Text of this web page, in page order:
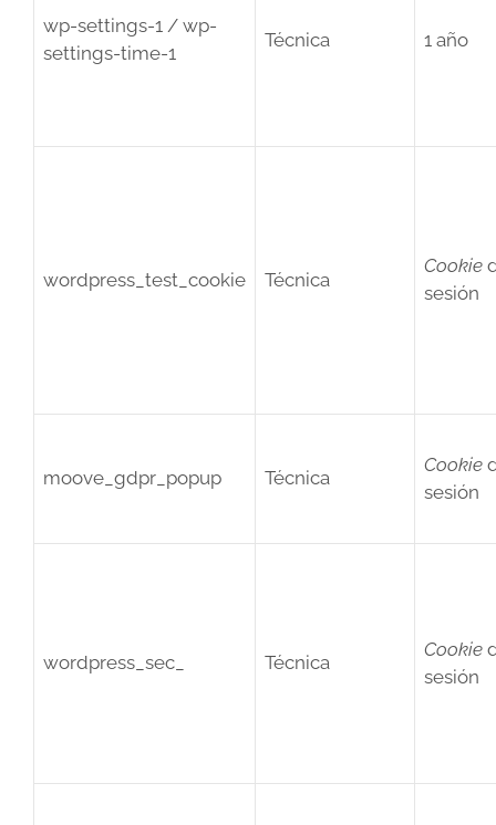
wp-settings-1 / wp-
settings-time-1
Técnica 1 año
wordpress_test_cookie Técnica
Cookie
sesión
moove_gdpr_popup Técnica
Cookie
sesión
wordpress_sec_ Técnica
Cookie
sesión